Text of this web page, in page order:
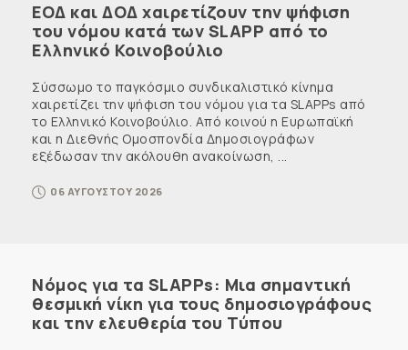
ΕΟΔ και ΔΟΔ χαιρετίζουν την ψήφιση
του νόμου κατά των SLAPP από το
Ελληνικό Κοινοβούλιο
Σύσσωμο το παγκόσμιο συνδικαλιστικό κίνημα
χαιρετίζει την ψήφιση του νόμου για τα SLAPPs από
το Ελληνικό Κοινοβούλιο. Από κοινού η Ευρωπαϊκή
και η Διεθνής Ομοσπονδία Δημοσιογράφων
εξέδωσαν την ακόλουθη ανακοίνωση, ...
06 ΑΥΓΟΥΣΤΟΥ 2026
Νόμος για τα SLAPPs: Μια σημαντική
θεσμική νίκη για τους δημοσιογράφους
και την ελευθερία του Τύπου